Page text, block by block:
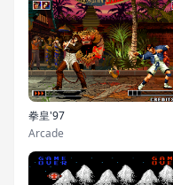
拳皇'97
Arcade